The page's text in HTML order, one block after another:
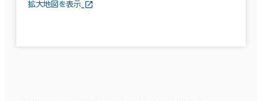
拡大地図を表示